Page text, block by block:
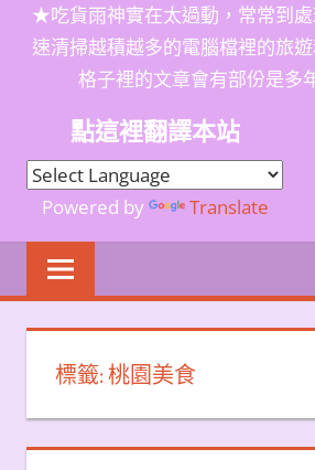
★吃貨雨神實在太過動，常常到
速清掃越積越多的電腦檔裡的旅
格子裡的文章會有部份是多
點這裡翻譯本站
Powered by Translate
標籤:桃園美食